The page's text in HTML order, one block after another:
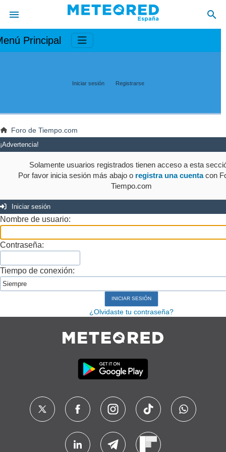
Principal
Iniciar sesión Registrarse
Foro de Tiempo.com
¡Advertencia!
Solamente usuarios registrados tienen acceso a esta
Por favor inicia sesión más abajo o registra una cuentacon
Tiempo.com
Iniciar sesión
Nombre de usuario:
Contraseña:
Tiempo de conexión:
¿Olvidaste tu contraseña?